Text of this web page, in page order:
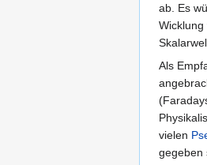
ab. Es
Als
vielen
gegeben